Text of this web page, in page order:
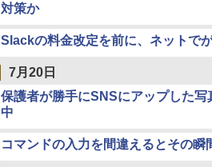
対策か
Slackの料金改定を前に、ネットで
7月20日
保護者が勝手にSNSにアップした
中
コマンドの入力を間違えるとその